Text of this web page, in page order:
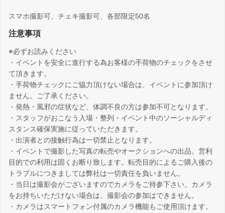
スマホ撮影可、チェキ撮影可、各部限定50名
注意事項
※必ずお読みください
・イベントを安全に進行する為お客様の手荷物のチェックをさせ
て頂きます。
・手荷物チェックにご協力頂けない場合は、イベントに参加頂け
ません。ご了承ください。
・発熱・風邪の症状など、体調不良の方は参加不可となります。
・スタッフがおこなう入場・整列・イベント中のソーシャルディ
スタンス確保実施に従っていただきます。
・出演者との接触行為は一切禁止となります。
・イベントで撮影した写真の転売やオークションへの出品。営利
目的での利用は固くお断り致します。転売目的によるご購入後の
トラブルにつきましては弊社は一切責任を負いません。
・当日は撮影会がございますのでカメラをご持参下さい。カメラ
をお持ちいただけない場合は、撮影会の参加はできません。
・カメラはスマートフォン付属のカメラ機能もご使用頂けます。